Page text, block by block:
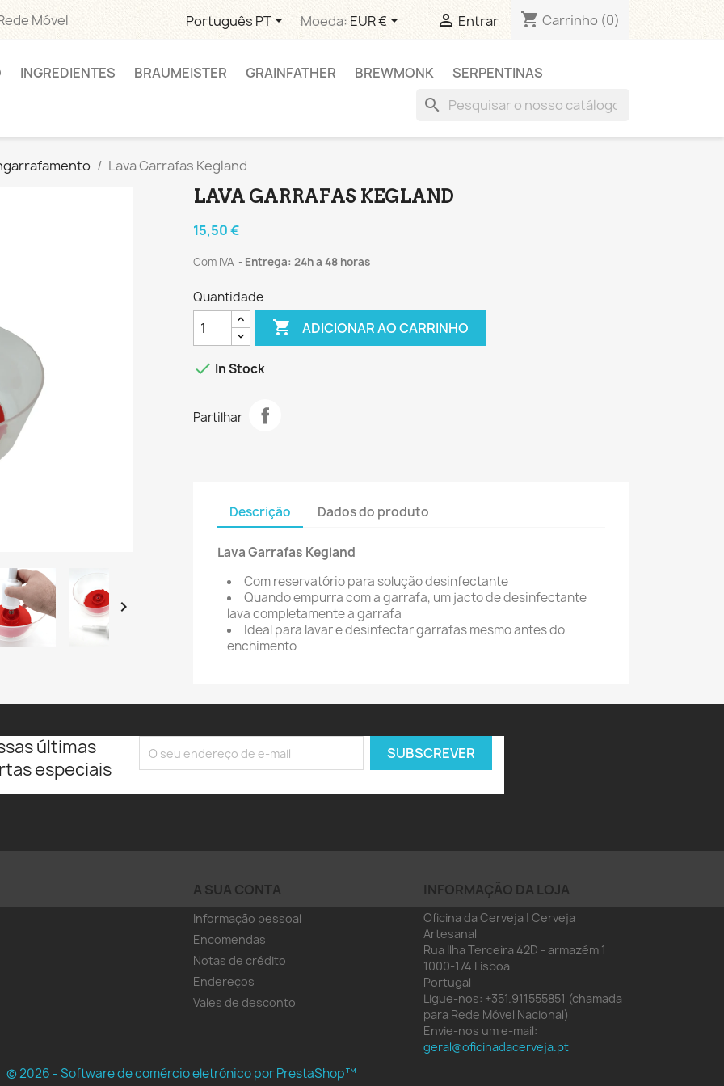
Móvel Português PT Moeda: EUR €  Entrar shopping_cart Carrinho (0)
INGREDIENTES BRAUMEISTER GRAINFATHER BREWMONK SERPENTINAS
search
Lava Garrafas Kegland

LAVA GARRAFAS KEGLAND
15,50 €
Com IVA Entrega: 24h a 48 horas
Quantidade
 ADICIONAR AO CARRINHO
 In Stock
Partilhar
Descrição Dados do produto
Lava Garrafas Kegland
Com reservatório para solução desinfectante
Quando empurra com a garrafa, um jacto de desinfectante
lava completamente a garrafa
Ideal para lavar e desinfectar garrafas mesmo antes do
enchimento
últimas
especiais
A SUA CONTA
Informação pessoal
Encomendas
Notas de crédito
Endereços
Vales de desconto
INFORMAÇÃO DA LOJA
Oficina da Cerveja | Cerveja
Artesanal
Rua Ilha Terceira 42D - armazém 1
1000-174 Lisboa
Portugal
Ligue-nos: +351.911555851 (chamada
para Rede Móvel Nacional)
Envie-nos um e-mail:
geral@oficinadacerveja.pt
© 2026 - Software de comércio eletrónico por PrestaShop™